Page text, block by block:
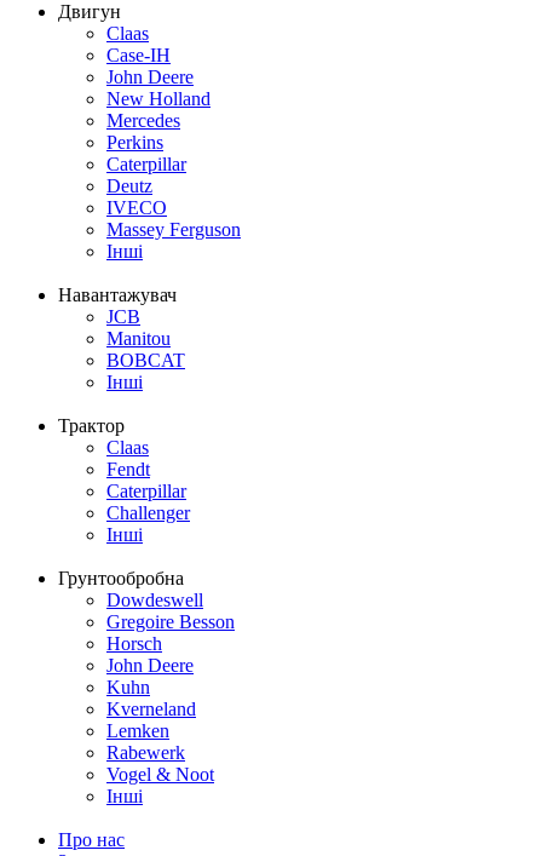
Двигун
Claas
Case-IH
John Deere
New Holland
Mercedes
Perkins
Caterpillar
Deutz
IVECO
Massey Ferguson
Інші
Навантажувач
JCB
Manitou
BOBCAT
Інші
Трактор
Claas
Fendt
Caterpillar
Challenger
Інші
Грунтообробна
Dowdeswell
Gregoire Besson
Horsch
John Deere
Kuhn
Kverneland
Lemken
Rabewerk
Vogel & Noot
Інші
Про нас